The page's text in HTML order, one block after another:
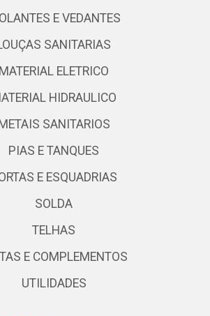
E VEDANTES
SANITARIAS
MATERIAL ELETRICO
HIDRAULICO
METAIS SANITARIOS
PIAS E TANQUES
E ESQUADRIAS
SOLDA
TELHAS
E COMPLEMENTOS
UTILIDADES